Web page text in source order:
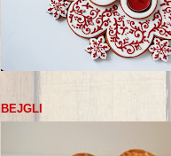
BEJGLI